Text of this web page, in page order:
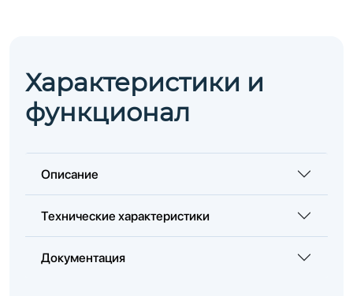
Характеристики и
функционал
Описание
Технические характеристики
Документация